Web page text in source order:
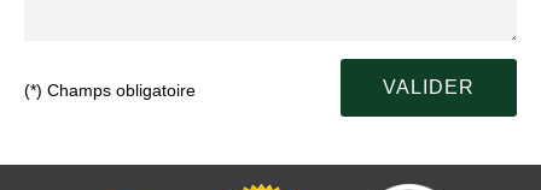
(*) Champs obligatoire